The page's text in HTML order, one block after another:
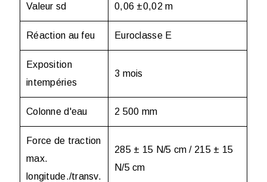
Valeur sd 0,06 ±0,02 m
Réaction au feu Euroclasse E
Exposition
intempéries
3 mois
Colonne d'eau 2 500 mm
Force de traction
max.
longitude./transv.
285 ± 15 N/5 cm / 215 ± 15
N/5 cm